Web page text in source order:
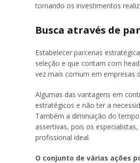
tornando os investimentos
Busca através de
Estabelecer parcerias
seleção e que contam com
vez mais comum em empresas
Algumas das vantagens em
estratégicos e não ter a
Também a diminuição do
assertivas, pois os
profissional ideal.
O conjunto de várias ações